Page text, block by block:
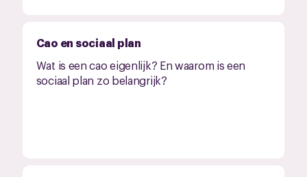
Cao en sociaal plan
Wat is een cao eigenlijk? En waarom is een
sociaal plan zo belangrijk?